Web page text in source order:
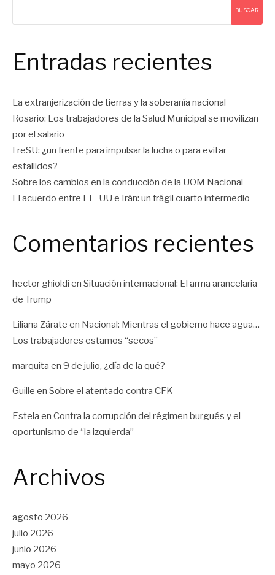
BUSCAR
Entradas recientes
La extranjerización de tierras y la soberanía nacional
Rosario: Los trabajadores de la Salud Municipal se movilizan
por el salario
FreSU: ¿un frente para impulsar la lucha o para evitar
estallidos?
Sobre los cambios en la conducción de la UOM Nacional
El acuerdo entre EE-UU e Irán: un frágil cuarto intermedio
Comentarios recientes
hector ghioldi en Situación internacional: El arma arancelaria
de Trump
Liliana Zárate en Nacional: Mientras el gobierno hace agua…
Los trabajadores estamos “secos”
marquita en 9 de julio, ¿día de la qué?
Guille en Sobre el atentado contra CFK
Estela en Contra la corrupción del régimen burgués y el
oportunismo de “la izquierda”
Archivos
agosto 2026
julio 2026
junio 2026
mayo 2026